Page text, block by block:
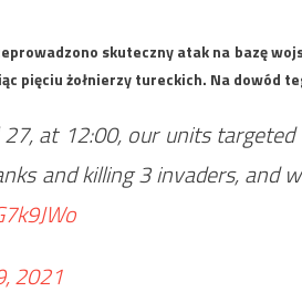
skuteczny atak na bazę
pięciu żołnierzy tureckich. Na dowód
at 12:00, our units
and killing 3 invaders, and
2021